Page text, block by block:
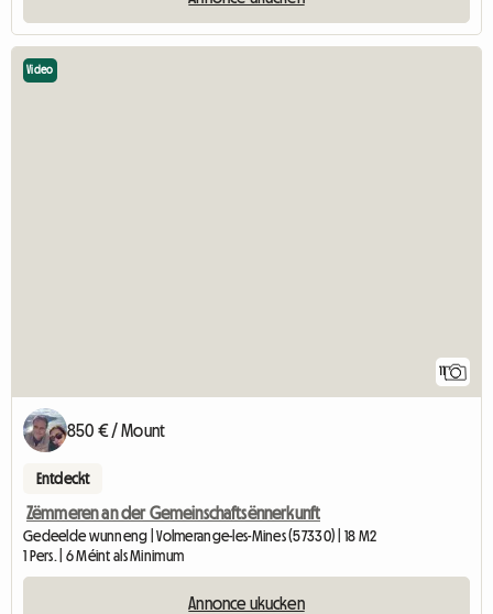
11
Video
850 € / Mount
Entdeckt
Zëmmeren an der Gemeinschaftsënnerkunft
Gedeelde wunneng | Volmerange-les-Mines (57330) | 18 M2
1 Pers. | 6 Méint als Minimum
Annonce ukucken